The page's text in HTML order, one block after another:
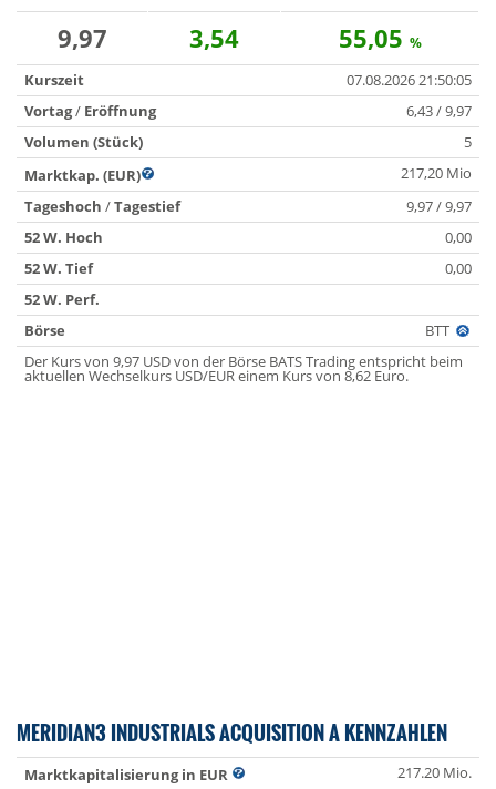
9,97 3,54 55,05 %
Kurszeit
07.08.2026 21:50:05
Vortag/ Eröffnung
6,43 / 9,97
Volumen (Stück)
5
Marktkap. (EUR)
217,20 Mio
Tageshoch /Tagestief
9,97 / 9,97
52 W. Hoch
0,00
52 W. Tief
0,00
52 W. Perf.
Börse
BTT
Der Kurs von 9,97 USD von der Börse BATS Trading entspricht beim
aktuellen Wechselkurs USD/EUR einem Kurs von 8,62 Euro.
MERIDIAN3 INDUSTRIALS ACQUISITION A KENNZAHLEN
Marktkapitalisierung in EUR
217.20 Mio.